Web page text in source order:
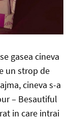
gasea cineva
un strop de
cineva s-a
– Besautiful
in care intrai